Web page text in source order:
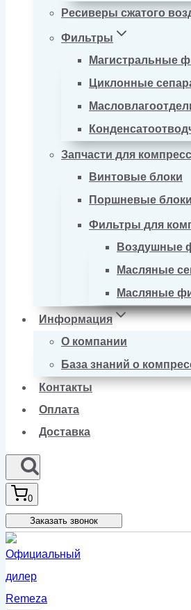
Ресиверы сжатого
Фильтры
Магистральные
Циклонные
Запчасти для
Винтовые блоки
Поршневые блоки
Фильтры для
Воздушные
Масляные
Масляные
Информация
О компании
База знаний о
Контакты
Оплата
Доставка
0
Заказать звонок